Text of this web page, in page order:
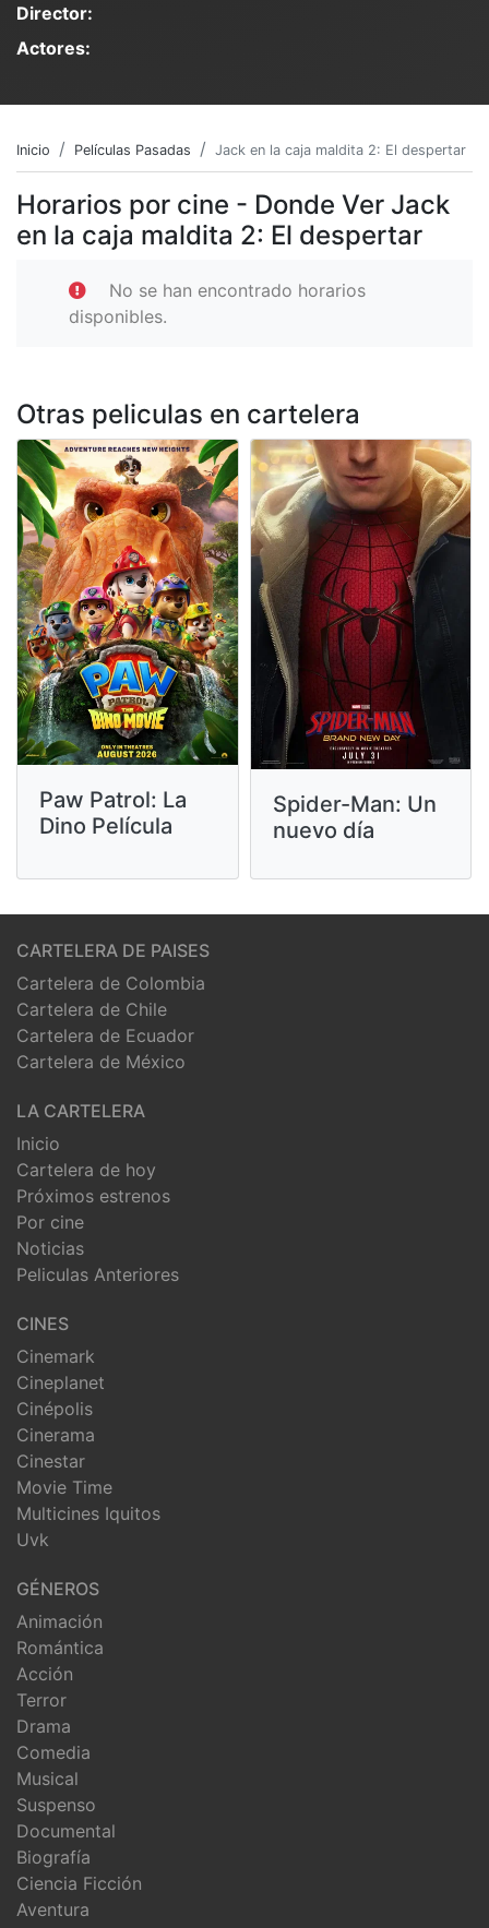
Director:
Actores:
Inicio Películas Pasadas Jack en la caja maldita 2: El despertar
Horarios por cine - Donde Ver Jack
en la caja maldita 2: El despertar
No se han encontrado horarios
disponibles.
Otras peliculas en cartelera
Paw Patrol: La
Dino Película
Spider-Man: Un
nuevo día
CARTELERA DE PAISES
Cartelera de Colombia
Cartelera de Chile
Cartelera de Ecuador
Cartelera de México
LA CARTELERA
Inicio
Cartelera de hoy
Próximos estrenos
Por cine
Noticias
Peliculas Anteriores
CINES
Cinemark
Cineplanet
Cinépolis
Cinerama
Cinestar
Movie Time
Multicines Iquitos
Uvk
GÉNEROS
Animación
Romántica
Acción
Terror
Drama
Comedia
Musical
Suspenso
Documental
Biografía
Ciencia Ficción
Aventura